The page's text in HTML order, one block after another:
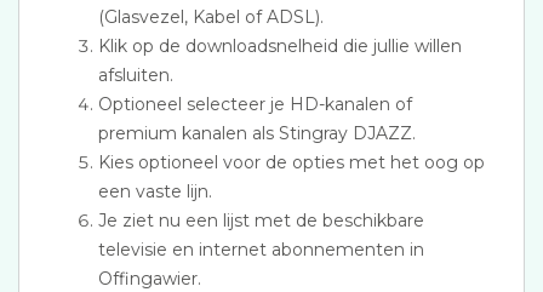
(Glasvezel, Kabel of ADSL).
Klik op de downloadsnelheid die jullie willen
afsluiten.
Optioneel selecteer je HD-kanalen of
premium kanalen als Stingray DJAZZ.
Kies optioneel voor de opties met het oog op
een vaste lijn.
Je ziet nu een lijst met de beschikbare
televisie en internet abonnementen in
Offingawier.